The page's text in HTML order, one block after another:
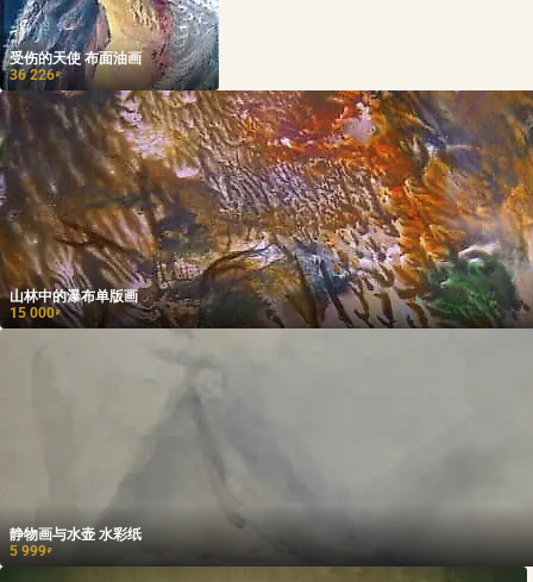
受伤的天使 布面油画
36 226₽
山林中的瀑布单版画
15 000₽
静物画与水壶 水彩纸
5 999₽